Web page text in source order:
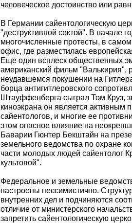
человеческое достоинство или
В Германии сайентологическую
"деструктивной сектой". В начале
многочисленные протесты, в
офис, где разместилась
Еще один всплеск общественных
американский фильм "Валькирия",
неудавшемся покушении на
борца антигитлеровского
Штауффенберга сыграл Том Круз,
киноэкрана он является активным
сайентологов, и многие ее
этом опасное влияние на
Баварии Гюнтер Бекштайн на
земельного ведомства по охране
части молодых людей сайентолог
культовой".
Федеральное и земельные
настроены пессимистично.
внутренних дел и подчиняются
отличие от министерского
запретить сайентологическую